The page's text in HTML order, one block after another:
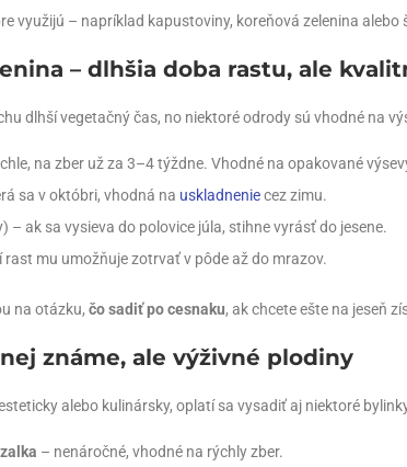
využijú – napríklad kapustoviny, koreňová zelenina alebo
– dlhšia doba rastu, ale
dlhší vegetačný čas, no niektoré odrody sú vhodné na
na zber už za 3–4 týždne. Vhodné na opakované
sa v októbri, vhodná na uskladneniecez zimu.
– ak sa vysieva do polovice júla, stihne vyrásť do jesene.
rast mu umožňuje zotrvať v pôde až do mrazov.
na otázku, čo sadiť po cesnaku, ak chcete ešte na jeseň
známe, ale výživné plodiny
alebo kulinársky, oplatí sa vysadiť aj niektoré
– nenáročné, vhodné na rýchly zber.